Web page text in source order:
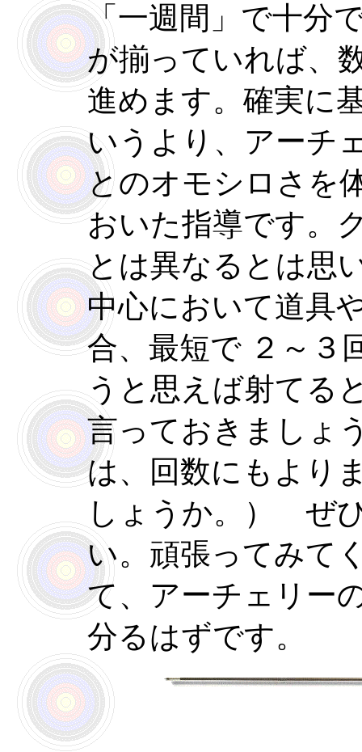
「一週間」で十分
が揃っていれば、
進めます。確実に
いうより、アーチ
とのオモシロさを
おいた指導です。
とは異なるとは思
中心において道具
合、最短で ２～３
うと思えば射てる
言っておきましょ
は、回数にもより
しょうか。） ぜ
い。頑張ってみて
て、アーチェリー
分るはずです。